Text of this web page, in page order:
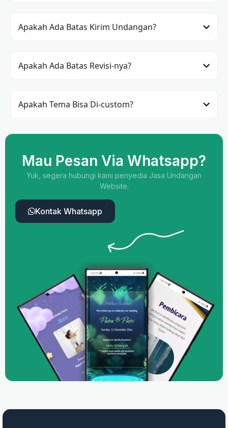
Apakah Ada Batas Kirim Undangan?
Apakah Ada Batas Revisi-nya?
Apakah Tema Bisa Di-custom?
Mau Pesan Via Whatsapp?
Yuk, segera hubungi kami penyedia Jasa Undangan
Website.
Kontak Whatsapp